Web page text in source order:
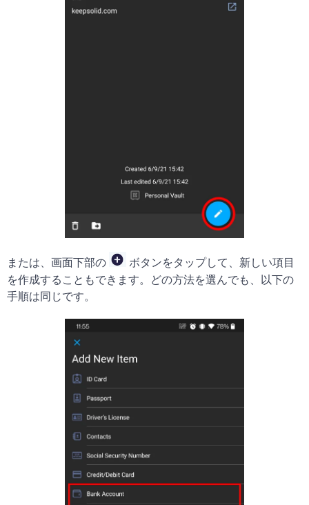
または、画面下部の
ボタンをタップして、新しい項目
を作成することもできます。どの方法を選んでも、以下の
手順は同じです。